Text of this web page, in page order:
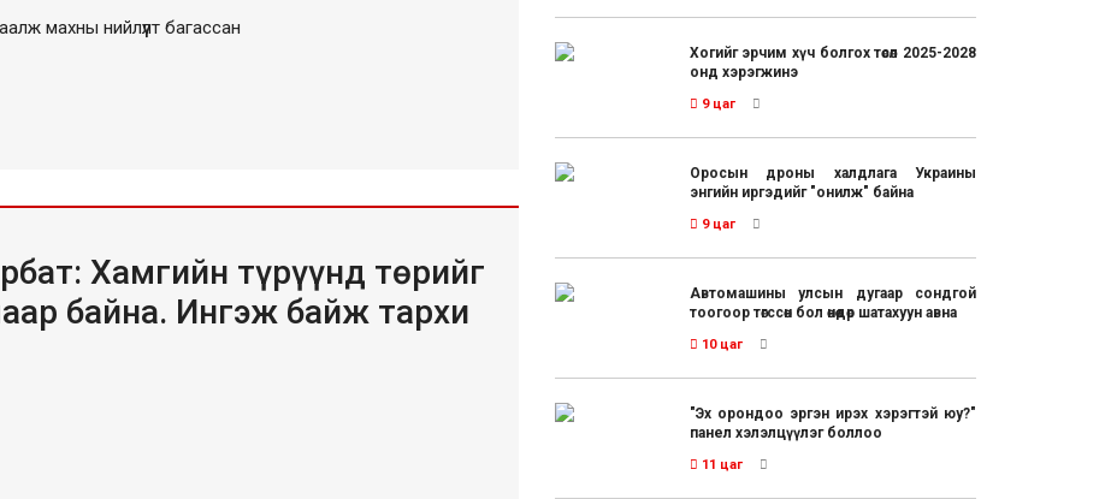
махны нийлүүлт багассан
Хамгийн түрүүнд төрийг
байна. Ингэж байж тархи
Хогийг эрчим хүч болгох төсөл 2025-2028
онд хэрэгжинэ
9 цаг
Оросын дроны халдлага Украины
энгийн иргэдийг "онилж" байна
9 цаг
Автомашины улсын дугаар сондгой
тоогоор төгссөн бол өнөөдөр шатахуун авна
10 цаг
"Эх орондоо эргэн ирэх хэрэгтэй юу?"
панел хэлэлцүүлэг боллоо
11 цаг